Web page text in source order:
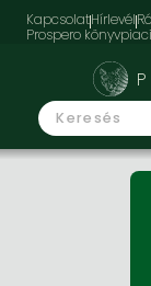
KapcsolatHírlevél
Prospero